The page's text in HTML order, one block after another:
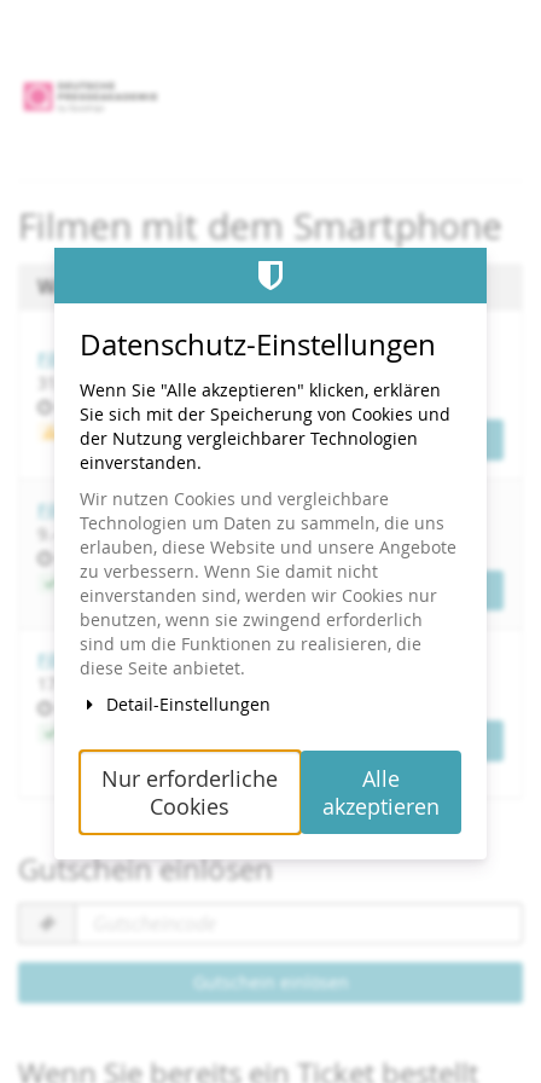
springen
Filmen mit dem Smartphone
Wählen Sie einen Termin aus
Filmen mit dem Smartphone
31. August –bis1. September 2026
Uhrzeit
09:00
Wenige verfügbar Tickets
Filmen mit dem Smartphone
9.
10. November 2026
Uhrzeit
09:00
Jetzt buchen Tickets
Filmen mit dem Smartphone
Uhrzeit
09:00
Gutschein einlösen
Gutscheincode
erforderlich
Gutschein einlösen
Wenn Sie bereits ein Ticket bestellt
Datenschutz-Einstellungen
Wenn Sie "Alle akzeptieren" klicken, erklären
Sie sich mit der Speicherung von Cookies und
der Nutzung vergleichbarer Technologien
einverstanden.
Wir nutzen Cookies und vergleichbare
Technologien um Daten zu sammeln, die uns
erlauben, diese Website und unsere Angebote
zu verbessern. Wenn Sie damit nicht
einverstanden sind, werden wir Cookies nur
benutzen, wenn sie zwingend erforderlich
sind um die Funktionen zu realisieren, die
diese Seite anbietet.
Detail-Einstellungen
Nur erforderliche
Cookies
Alle
akzeptieren